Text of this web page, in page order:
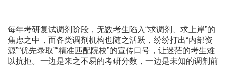
每年考研复试调剂阶段，无数考生陷入“求调剂、求上岸”的
焦虑之中，而各类调剂机构也随之活跃，纷纷打出“内部资
源”“优先录取”“精准匹配院校”的宣传口号，让迷茫的考生难
以抗拒。一边是来之不易的考研分数，一边是未知的调剂前